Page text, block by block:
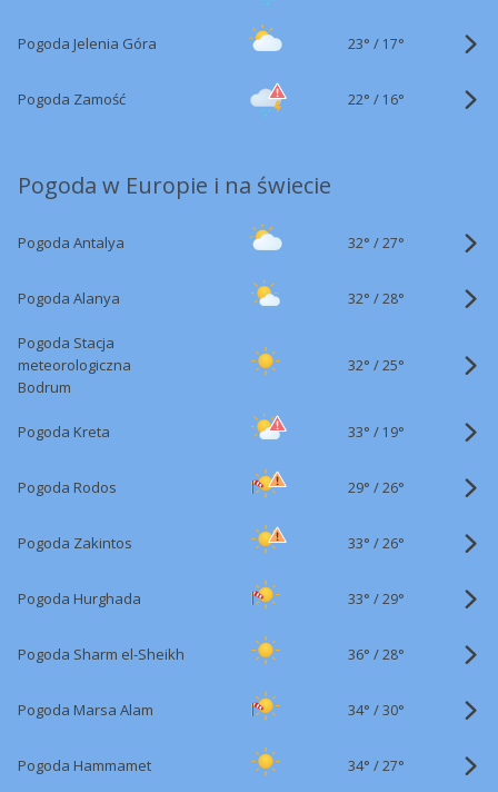
Pogoda Jelenia Góra 23° / 17°
Pogoda Zamość 22° / 16°
Pogoda w Europie i na świecie
Pogoda Antalya 32° /27°
Pogoda Alanya 32° /28°
Pogoda Stacja
meteorologiczna
Bodrum
32° /25°
Pogoda Kreta 33° / 19°
Pogoda Rodos 29° /26°
Pogoda Zakintos 33° /26°
Pogoda Hurghada 33° /29°
Pogoda Sharm el-Sheikh 36° /28°
Pogoda Marsa Alam 34° /30°
Pogoda Hammamet 34° /27°